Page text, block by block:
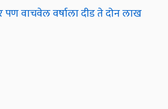
पण वाचवेल वर्षाला दीड ते दोन लाख